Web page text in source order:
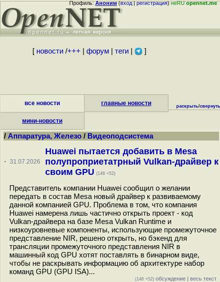
Профиль:Аноним(вход|регистрация)неRUopennet.me
[ новости/+++ форум| теги| ]
все новости главные новости
мини-новости
раскрыть/свернуть
/ Аппаратура, Железо / Видеоподсистема
· 31.07.2026
Huawei пытается добавить в Mesa
полупроприетатрный Vulkan-драйвер к
своим GPU (146 +52)
Представитель компании Huawei сообщил о желании
передать в состав Mesa новый драйвер к развиваемому
данной компанией GPU. Проблема в том, что компания
Huawei намерена лишь частично открыть проект - код
Vulkan-драйвера на базе Mesa Vulkan Runtime и
низкоуровневые компоненты, использующие промежуточное
представление NIR, решено открыть, но бэкенд для
трансляции промежуточного представления NIR в
машинный код GPU хотят поставлять в бинарном виде,
чтобы не раскрывать информацию об архитектуре набор
команд GPU (GPU ISA)...
(146 +52) обсуждение | весь текст